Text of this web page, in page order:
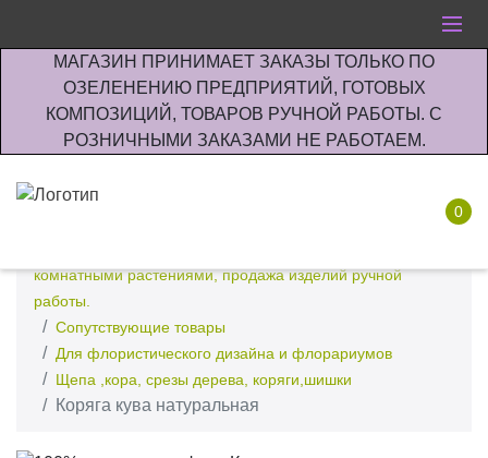
МАГАЗИН ПРИНИМАЕТ ЗАКАЗЫ ТОЛЬКО ПО
ОЗЕЛЕНЕНИЮ ПРЕДПРИЯТИЙ, ГОТОВЫХ
КОМПОЗИЦИЙ, ТОВАРОВ РУЧНОЙ РАБОТЫ. С
РОЗНИЧНЫМИ ЗАКАЗАМИ НЕ РАБОТАЕМ.
0
комнатными растениями, продажа изделий ручной
работы.
Сопутствующие товары
Для флористического дизайна и флорариумов
Щепа ,кора, срезы дерева, коряги,шишки
Коряга кува натуральная